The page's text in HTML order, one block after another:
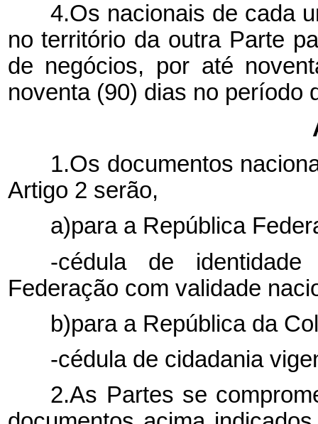
4.Os nacionais de cada
no território da outra Parte
de negócios, por até
noventa (90) dias no período
1.Os documentos
Artigo 2 serão,
a)para a República
-cédula de
Federação com validade
b)para a República da
-cédula de cidadania
2.As Partes se